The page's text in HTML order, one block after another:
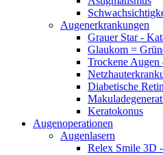
Augenerkrankungen
Grauer Star -
Glaukom =
Trockene Augen
Diabetische
Keratokonus
Augenoperationen
Augenlasern
Relex Smile 3D